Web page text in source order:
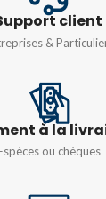
client
&
à la
ou chèques